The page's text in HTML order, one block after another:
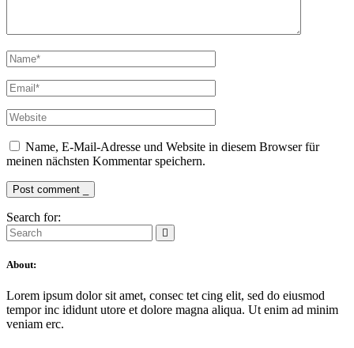
Name, E-Mail-Adresse und Website in diesem Browser für
meinen nächsten Kommentar speichern.
Post comment _
Search for:
About:
Lorem ipsum dolor sit amet, consec tet cing elit, sed do eiusmod
tempor inc ididunt utore et dolore magna aliqua. Ut enim ad minim
veniam erc.